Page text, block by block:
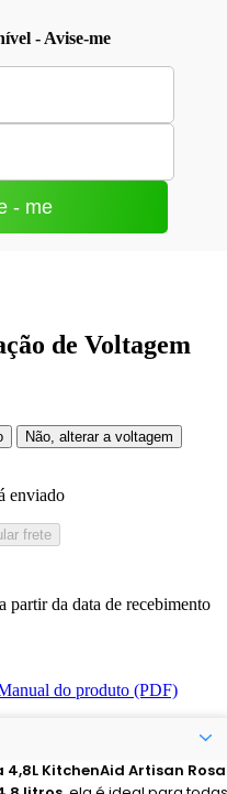
- Avise-me
- me
de Voltagem
Não, alterar a voltagem
enviado
frete
partir da data de recebimento
do produto (PDF)
KitchenAid Artisan Rosa